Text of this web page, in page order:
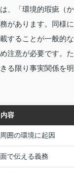
、「環境的瑕疵（
があります。同様
することが一般的
注意が必要です。
る限り事実関係を
内容
囲の環境に起因
で伝える義務